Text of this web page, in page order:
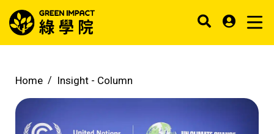
Home Insight - Column